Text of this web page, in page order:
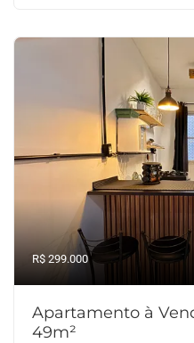
R$ 299.000
Apartamento à
49m²